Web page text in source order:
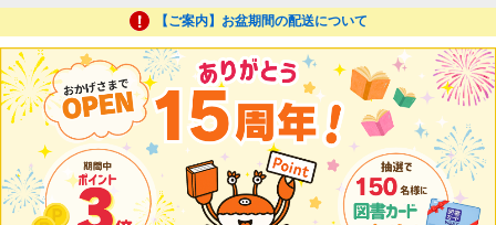
【ご案内】お盆期間の配送について